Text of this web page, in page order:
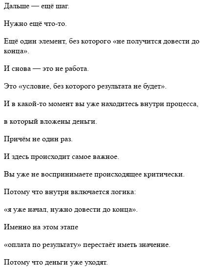
Дальше — ещё шаг.
Нужно ещё что-то.
Ещё один элемент, без которого «не получится довести до
конца».
И снова — это не работа.
Это «условие, без которого результата не будет».
И в какой-то момент вы уже находитесь внутри процесса,
в который вложены деньги.
Причём не один раз.
И здесь происходит самое важное.
Вы уже не воспринимаете происходящее критически.
Потому что внутри включается логика:
«я уже начал, нужно довести до конца».
Именно на этом этапе
«оплата по результату» перестаёт иметь значение.
Потому что деньги уже уходят.